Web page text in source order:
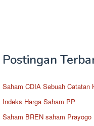
Postingan
Saham CDIA Sebuah Catatan
Indeks Harga Saham PP
Saham BREN saham Prayogo